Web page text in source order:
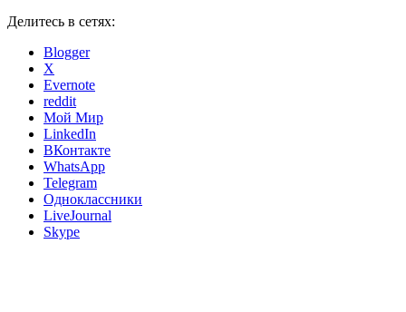
Делитесь в сетях:
Blogger
X
Evernote
reddit
Мой Мир
LinkedIn
ВКонтакте
WhatsApp
Telegram
Одноклассники
LiveJournal
Skype